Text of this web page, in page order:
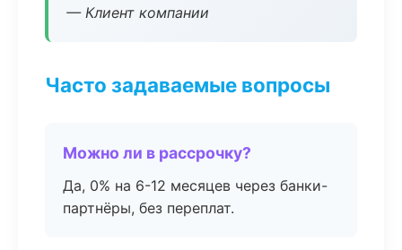
— Клиент компании
Часто задаваемые вопросы
Можно ли в рассрочку?
Да, 0% на 6-12 месяцев через банки-
партнёры, без переплат.